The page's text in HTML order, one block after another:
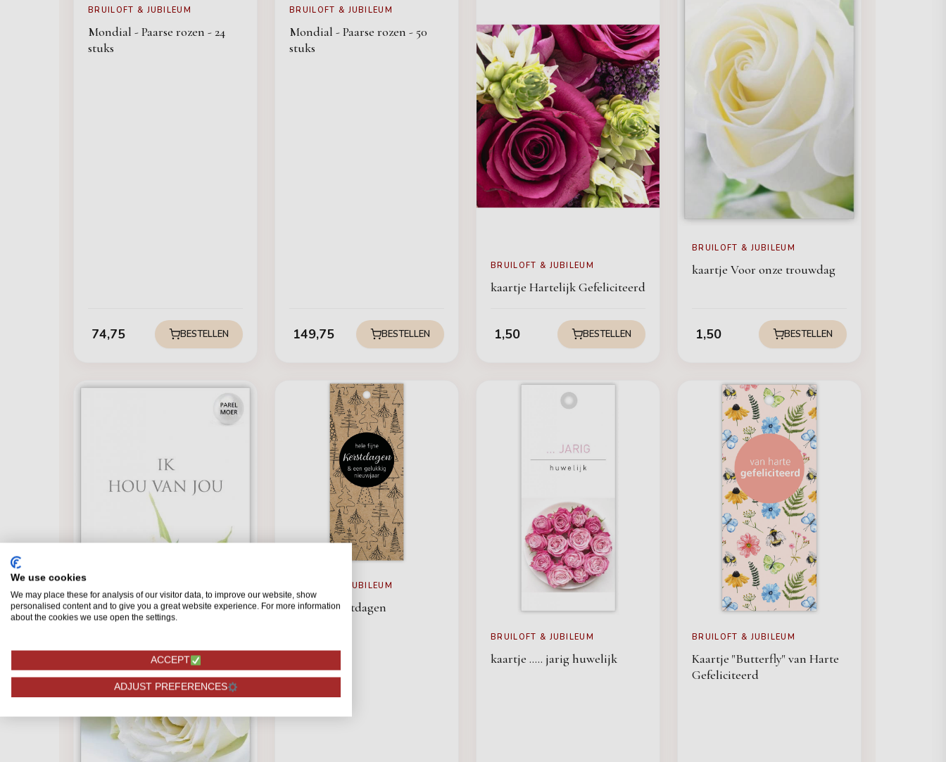
BRUILOFT & JUBILEUM
Mondial - Paarse rozen - 24
stuks
74,75 BESTELLEN
BRUILOFT & JUBILEUM
Mondial - Paarse rozen - 50
stuks
149,75 BESTELLEN
BRUILOFT & JUBILEUM
kaartje Hartelijk Gefeliciteerd
1,50 BESTELLEN
BRUILOFT & JUBILEUM
kaartje Voor onze trouwdag
1,50 BESTELLEN
BRUILOFT & JUBILEUM
kaartje Kerstdagen
BRUILOFT & JUBILEUM
kaartje ..... jarig huwelijk
BRUILOFT & JUBILEUM
Kaartje "Butterfly" van Harte
Gefeliciteerd
We use cookies
We may place these for analysis of our visitor data, to improve our website, show
personalised content and to give you a great website experience. For more information
about the cookies we use open the settings.
ACCEPT
ADJUST PREFERENCES